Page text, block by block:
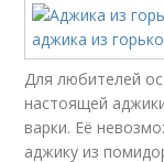
Огоньки
Для любителей
настоящей
варки. Её
аджику из